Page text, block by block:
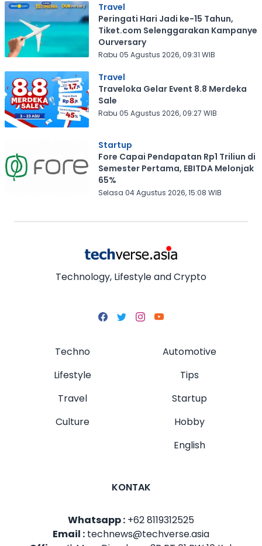
Travel
Peringati Hari Jadi ke-15 Tahun,
Tiket.com Selenggarakan Kampanye
Ourversary
Rabu 05 Agustus 2026, 09:31 WIB
Travel
Traveloka Gelar Event 8.8 Merdeka
Sale
Rabu 05 Agustus 2026, 09:27 WIB
Startup
Fore Capai Pendapatan Rp1 Triliun di
Semester Pertama, EBITDA Melonjak
65%
Selasa 04 Agustus 2026, 15:08 WIB
Technology, Lifestyle and Crypto
Techno
Lifestyle
Travel
Culture
Automotive
Tips
Startup
Hobby
English
KONTAK
Whatsapp : +62 8119312525
Email : technews@techverse.asia